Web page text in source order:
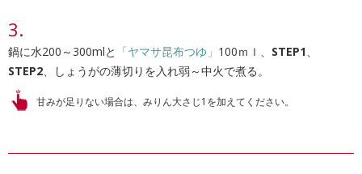
鍋に水200～300mlと 「ヤマサ昆布つゆ」 100ｍｌ、 STEP1、
STEP2、しょうがの薄切りを入れ弱～中火で煮る。
甘みが足りない場合は、みりん大さじ1を加えてください。